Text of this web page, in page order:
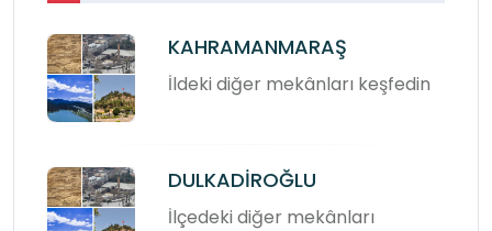
KAHRAMANMARAŞ
İldeki diğer mekânları keşfedin
DULKADİROĞLU
İlçedeki diğer mekânları